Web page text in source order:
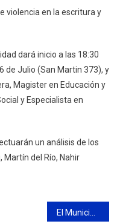
violencia en la escritura y
dará inicio a las 18:30
de Julio (San Martin 373), y
Magister en Educación y
y Especialista en
un análisis de los
del Río, Nahir